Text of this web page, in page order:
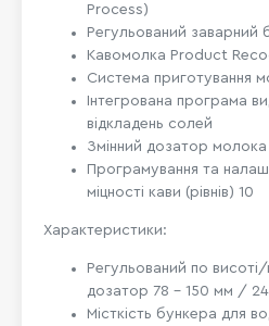
Process)
Регульований заварний
Кавомолка Product
Система приготування
Інтегрована програма
відкладень солей
Змінний дозатор молока
Програмування та
міцності кави (рівнів) 10
Характеристики:
Регульований по
дозатор 78 – 150 мм /
Місткість бункера для